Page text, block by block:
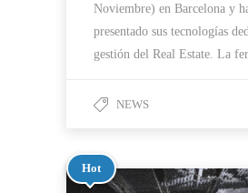
Noviembre) en Barcelona y
presentado sus tecnologías
gestión del Real Estate. La
NEWS
Hot